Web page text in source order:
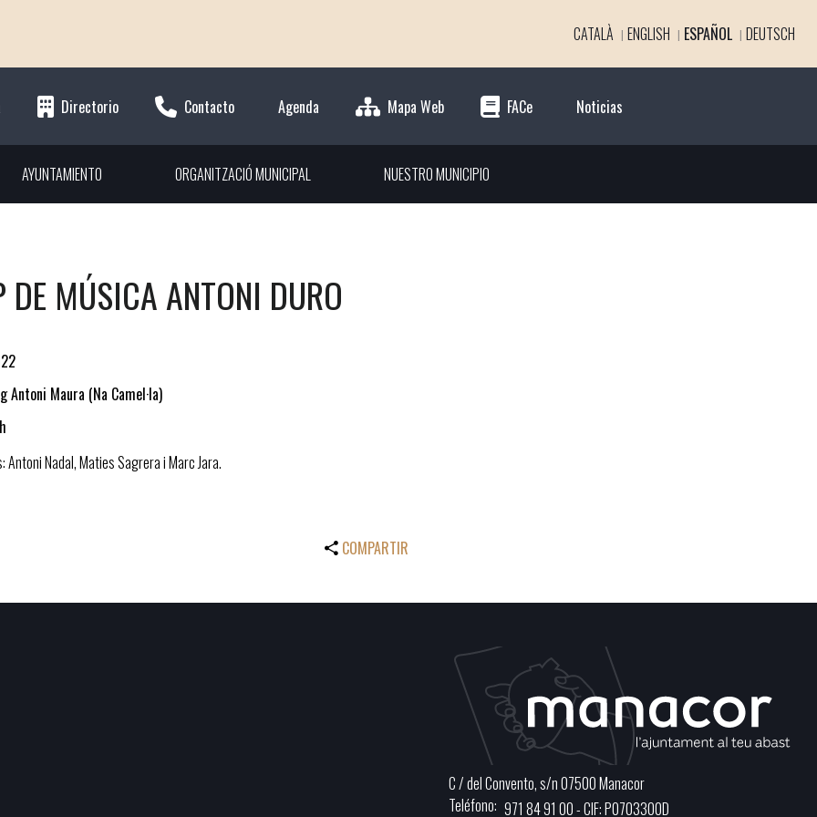
CATALÀ ENGLISH ESPAÑOL DEUTSCH
Directorio Contacto Agenda Mapa Web FACe Noticias
AYUNTAMIENTO ORGANITZACIÓ MUNICIPAL NUESTRO MUNICIPIO
DE MÚSICA ANTONI DURO
Antoni Maura (Na Camel·la)
Antoni Nadal, Maties Sagrera i Marc Jara.
COMPARTIR
C / del Convento, s/n 07500 Manacor
Teléfono 971 84 91 00 - CIF: P0703300D